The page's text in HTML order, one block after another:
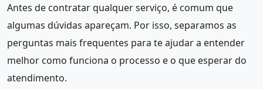
Antes de contratar qualquer serviço, é comum que
algumas dúvidas apareçam. Por isso, separamos as
perguntas mais frequentes para te ajudar a entender
melhor como funciona o processo e o que esperar do
atendimento.